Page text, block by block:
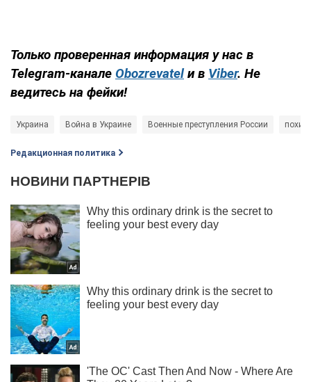
Только проверенная информация у нас в
Telegram-канале Obozrevatel и в Viber. Не
ведитесь на фейки!
Украина Война в Украине Военные преступления России
Редакционная политика